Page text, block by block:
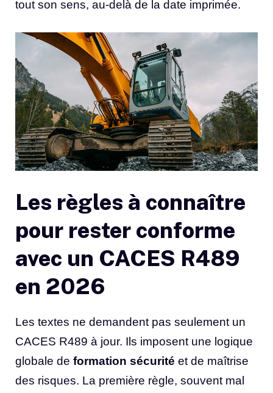
tout son sens, au-delà de la date imprimée.
Les règles à connaître
pour rester conforme
avec un CACES R489
en 2026
Les textes ne demandent pas seulement un
CACES R489 à jour. Ils imposent une logique
globale de formation sécurité et de maîtrise
des risques. La première règle, souvent mal